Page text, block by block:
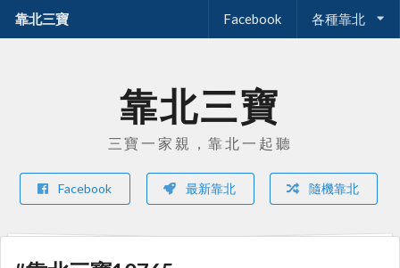
靠北三寶 Facebook 各種靠北
靠北三寶
三寶一家親，靠北一起聽
Facebook 最新靠北 隨機靠北